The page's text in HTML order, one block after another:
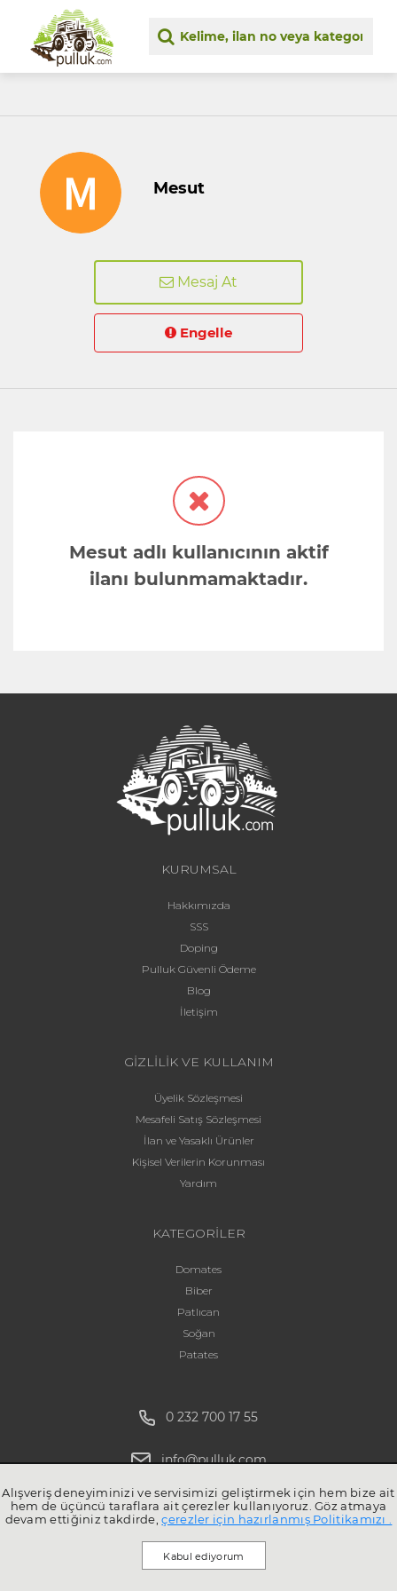
Mesut
Mesaj At
Engelle
Mesut adlı kullanıcının aktif
ilanı bulunmamaktadır.
KURUMSAL
Hakkımızda
SSS
Doping
Pulluk Güvenli Ödeme
Blog
İletişim
GİZLİLİK VE KULLANIM
Üyelik Sözleşmesi
Mesafeli Satış Sözleşmesi
İlan ve Yasaklı Ürünler
Kişisel Verilerin Korunması
Yardım
KATEGORİLER
Domates
Biber
Patlıcan
Soğan
Patates
0 232 700 17 55
info@pulluk.com
Alışveriş deneyiminizi ve servisimizi geliştirmek için hem bize ait
hem de üçüncü taraflara ait çerezler kullanıyoruz. Göz atmaya
devam ettiğiniz takdirde,çerezler için hazırlanmış Politikamızı .
Kabul ediyorum